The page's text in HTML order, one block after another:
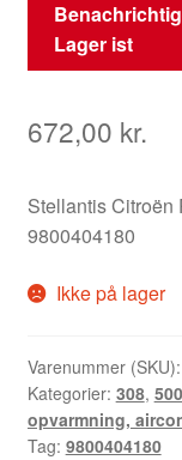
Lager ist
672,00 kr.
Stellantis Citroën
9800404180
Ikke på lager
Varenummer (SKU):
Kategorier: 308,
opvarmning,
Tag: 9800404180